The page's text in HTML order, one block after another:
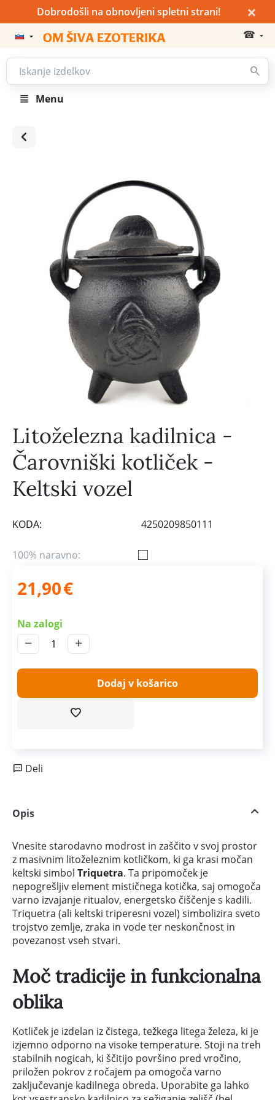
Dobrodošli na obnovljeni spletni strani! ×
☎
Menu
Litoželezna kadilnica -
Čarovniški kotliček -
Keltski vozel
KODA: 4250209850111
100% naravno:
21,90€
Na zalogi
+
−
Dodaj v košarico
Deli
Opis
Vnesite starodavno modrost in zaščito v svoj prostor
z masivnim litoželeznim kotličkom, ki ga krasi močan
keltski simbol Triquetra. Ta pripomoček je
nepogrešljiv element mističnega kotička, saj omogoča
varno izvajanje ritualov, energetsko čiščenje s kadili.
Triquetra (ali keltski triperesni vozel) simbolizira sveto
trojstvo zemlje, zraka in vode ter neskončnost in
povezanost vseh stvari.
Moč tradicije in funkcionalna
oblika
Kotliček je izdelan iz čistega, težkega litega železa, ki je
izjemno odporno na visoke temperature. Stoji na treh
stabilnih nogicah, ki ščitijo površino pred vročino,
priložen pokrov z ročajem pa omogoča varno
zaključevanje kadilnega obreda. Uporabite ga lahko